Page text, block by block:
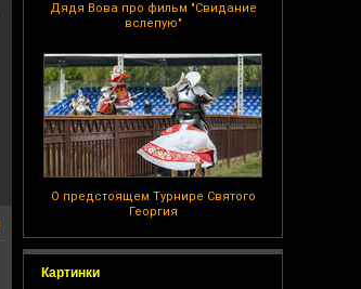
Дядя Вова про фильм "Свидание
вслепую"
О предстоящем Турнире Святого
Георгия
Картинки